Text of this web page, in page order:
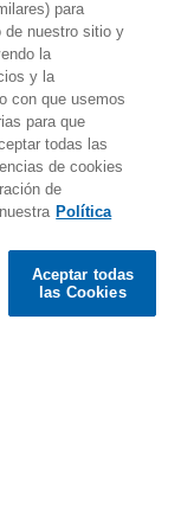
in English?
para
de nuestro sitio y
la
y la
con que usemos
para que
todas las
de cookies
de
Política
Aceptar todas
las Cookies